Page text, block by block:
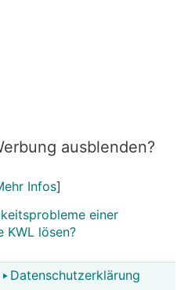
ausblenden?
Infos]
einer
KWL lösen?
Datenschutzerklärung